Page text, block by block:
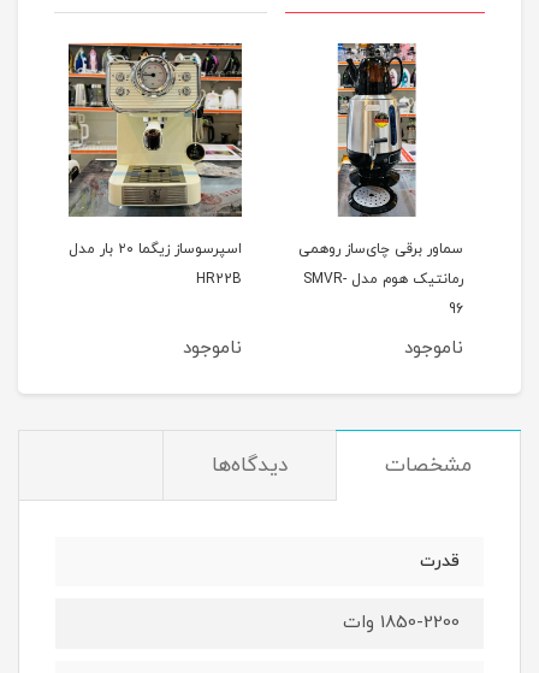
سماور برقی چای‌ساز روهمی
رمانتیک هوم مدل SMVR-
96
ناموجود
اسپرسوساز زیگما ۲۰ بار مدل
HR22B
ناموجود
مشخصات دیدگاه‌ها
قدرت
1850-2200 وات